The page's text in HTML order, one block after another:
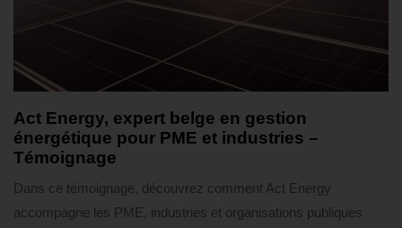
Act Energy, expert belge en gestion
énergétique pour PME et industries –
Témoignage
Dans ce témoignage, découvrez comment Act Energy
accompagne les PME, industries et organisations publiques